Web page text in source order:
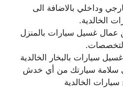
وداخلي بالاضافة الى
الخالدية.
غسيل سيارات بالمنزل
سيارات بالبخار الخالدية
سلامة سيارتك من أي خدش
الخالدية